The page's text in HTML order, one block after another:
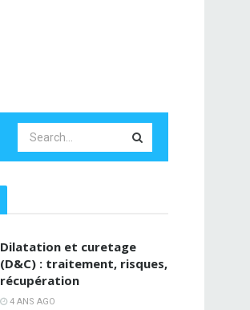
Dilatation et curetage
(D&C) : traitement, risques,
récupération
4 ANS AGO